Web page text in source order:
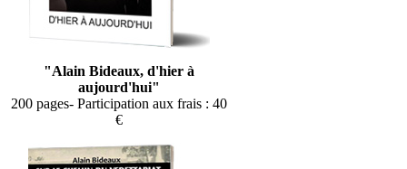
"Alain Bideaux, d'hier à
aujourd'hui"
200 pages- Participation aux frais : 40
€